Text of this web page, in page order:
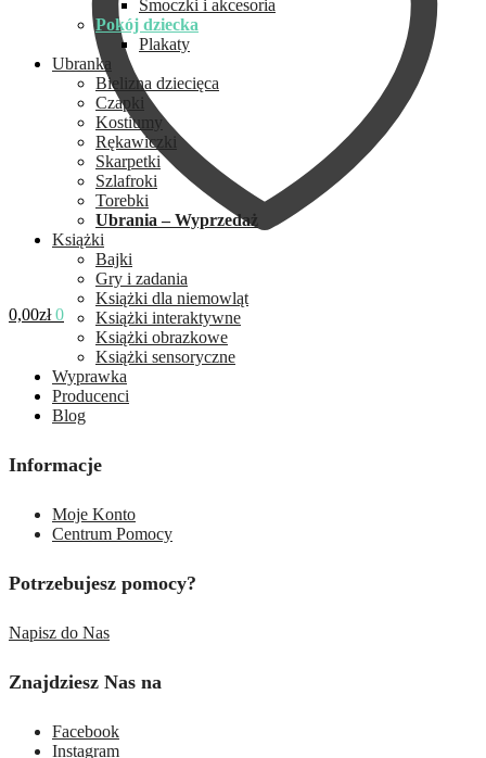
0,00zł 0
Smoczki i akcesoria
Pokój dziecka
Plakaty
Ubranka
Bielizna dziecięca
Czapki
Kostiumy
Rękawiczki
Skarpetki
Szlafroki
Torebki
Ubrania – Wyprzedaż
Książki
Bajki
Gry i zadania
Książki dla niemowląt
Książki interaktywne
Książki obrazkowe
Książki sensoryczne
Wyprawka
Producenci
Blog
Informacje
Moje Konto
Centrum Pomocy
Potrzebujesz pomocy?
Napisz do Nas
Znajdziesz Nas na
Facebook
Instagram